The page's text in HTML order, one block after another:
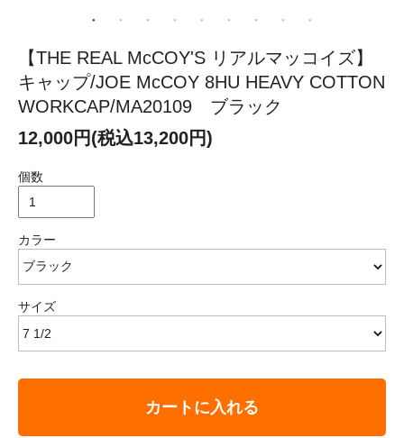
【THE REAL McCOY'S リアルマッコイズ】
キャップ/JOE McCOY 8HU HEAVY COTTON
WORKCAP/MA20109 ブラック
12,000円(税込13,200円)
個数
カラー
サイズ
カートに入れる